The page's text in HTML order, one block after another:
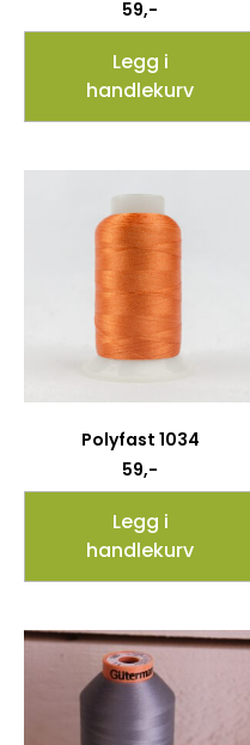
59,-
Legg i
handlekurv
Polyfast 1034
59,-
Legg i
handlekurv